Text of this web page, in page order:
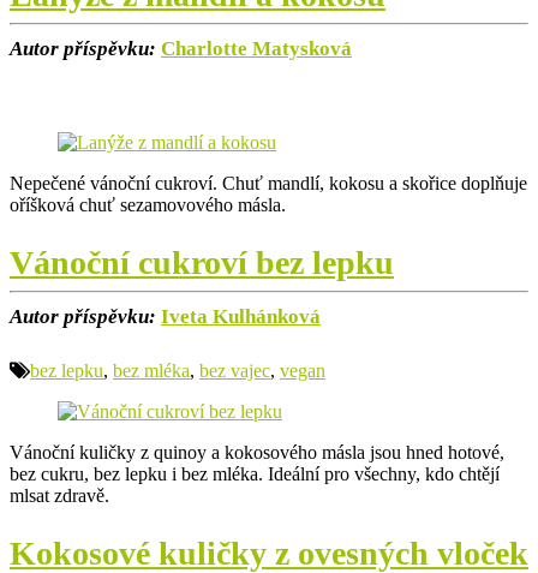
Autor příspěvku: Charlotte Matysková
Nepečené vánoční cukroví. Chuť mandlí, kokosu a skořice doplňuje
oříšková chuť sezamovového másla.
Vánoční cukroví bez lepku
Autor příspěvku: Iveta Kulhánková
bez lepku, bez mléka, bez vajec, vegan
Vánoční kuličky z quinoy a kokosového másla jsou hned hotové,
bez cukru, bez lepku i bez mléka. Ideální pro všechny, kdo chtějí
mlsat zdravě.
Kokosové kuličky z ovesných vloček